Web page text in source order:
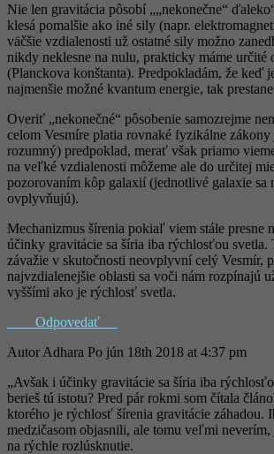
Nie len gravitácia pôsobí „„nekonečne“
klesá pomalšie ako iné sily (napr.
väčšie vzdialenosti už ostatné sily možno
nikdy neklesne na nulu, prakticky máme určité
(Planckova konštanta). Predpokladám, že keď
najmenšie možné kvantum energie, tak
Overiť „nekonečné“ pôsobenie samozrejme
celom Vesmíre platia rovnaké fyzikálne zákony
rozumný) predpoklad, merať však priamo
na veľké vzdialenosti môžeme ale do určitej
pozorovaním kôp galaxií (jednotlivé galaxie sa
ovplyvňujú).
Mechanizmus šírenia pokiaľ viem stále presne
účinky gravitácie sa šíria iba rýchlosťou svetla.
závažie v skutočnosti neovplyvní celý Vesmír,
najvzdialenejšie oblasti sa voči nám rozpínajú
vyššími ako je rýchlosť svetla.
Odpovedať
Autor Adhara Po jún 18th 2018 at 4:37 pm
„Avšak i účinky gravitácie sa šíria iba
berieš tú istotu? Pred pár rokmi som čítala
ktorého je rýchlosť šírenia gravitácie záhadou.
medzičasom objasnili, ale tomu veľmi
na rýchle rozlúsknutie.